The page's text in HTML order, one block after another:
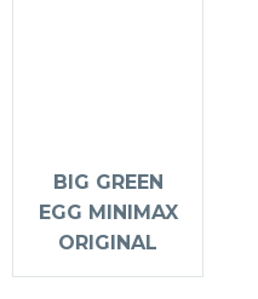
BIG GREEN
EGG MINIMAX
ORIGINAL